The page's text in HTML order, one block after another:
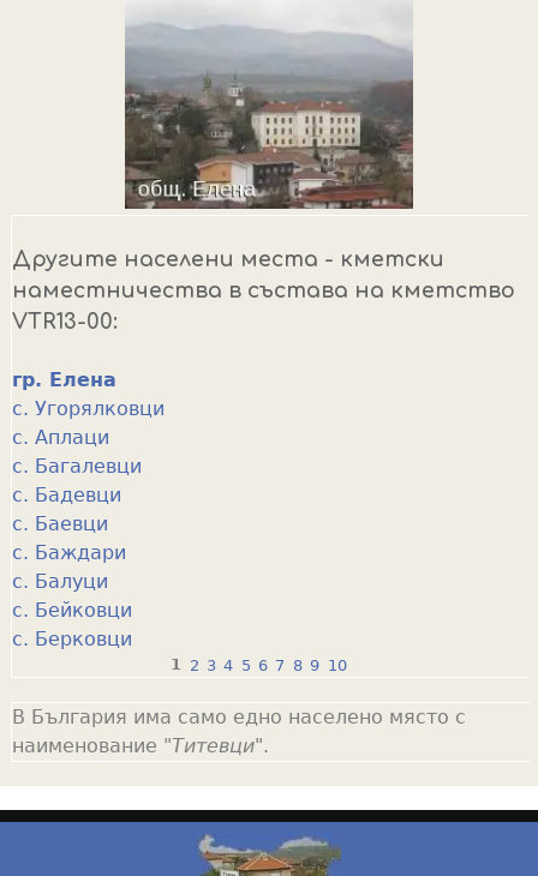
Другите населени места - кметски
наместничества в състава на кметство
VTR13-00:
гр. Елена
с. Угорялковци
с. Аплаци
с. Багалевци
с. Бадевци
с. Баевци
с. Баждари
с. Балуци
с. Бейковци
с. Берковци
a
g
e
1 2 3 4 5 6 7 8 9 10
В България има само едно населено място с
наименование "Титевци".